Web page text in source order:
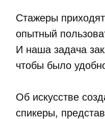
Стажеры
опытный
И наша задача
чтобы было
Об искусстве
спикеры,